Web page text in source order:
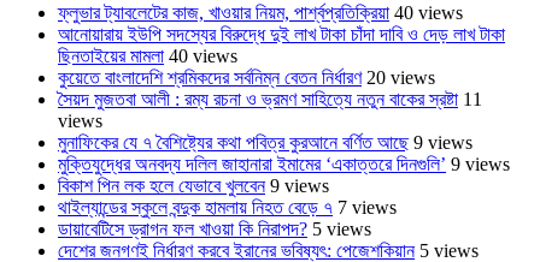
ফ্লুভার ট্যাবলেটের কাজ, খাওয়ার নিয়ম, পার্শ্বপ্রতিক্রিয়া 40 views
আনোয়ারায় ইউপি সদস্যের বিরুদ্ধে দুই লাখ টাকা চাঁদা দাবি ও দেড় লাখ টাকা
ছিনতাইয়ের মামলা 40 views
কুয়েতে বাংলাদেশি শ্রমিকদের সর্বনিম্ন বেতন নির্ধারণ 20 views
সৈয়দ মুজতবা আলী : রম্য রচনা ও ভ্রমণ সাহিত্যে নতুন বাকের স্রষ্টা 11
views
মুনাফিকের যে ৭ বৈশিষ্ট্যের কথা পবিত্র কুরআনে বর্ণিত আছে 9 views
মুক্তিযুদ্ধের অনবদ্য দলিল জাহানারা ইমামের ‘একাত্তরে দিনগুলি’ 9 views
বিকাশ পিন লক হলে যেভাবে খুলবেন 9 views
থাইল্যান্ডের স্কুলে বন্দুক হামলায় নিহত বেড়ে ৭ 7 views
ডায়াবেটিসে ড্রাগন ফল খাওয়া কি নিরাপদ? 5 views
দেশের জনগণই নির্ধারণ করবে ইরানের ভবিষ্যৎ: পেজেশকিয়ান 5 views